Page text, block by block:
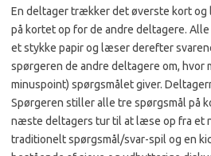
En deltager trækker det øverste kort
på kortet op for de andre deltagere.
et stykke papir og læser derefter
spørgeren de andre deltagere om, hvor
minuspoint) spørgsmålet giver.
Spørgeren stiller alle tre spørgsmål på
næste deltagers tur til at læse op fra et
traditionelt spørgsmål/svar-spil og en